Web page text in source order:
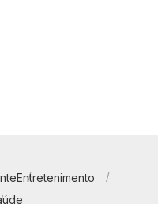
Entretenimento